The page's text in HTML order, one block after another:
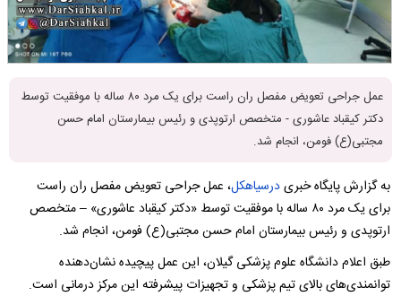
عمل جراحی تعویض مفصل ران راست برای یک مرد ۸۰ ساله با موفقیت توسط
دکتر کیقباد عاشوری - متخصص ارتوپدی و رئیس بیمارستان امام حسن
مجتبی(ع) فومن، انجام شد.
به گزارش پایگاه خبریدرسیاهکل، عمل جراحی تعویض مفصل ران راست
برای یک مرد ۸۰ ساله با موفقیت توسط «دکتر کیقباد عاشوری» – متخصص
ارتوپدی و رئیس بیمارستان امام حسن مجتبی(ع) فومن، انجام شد.
طبق اعلام دانشگاه علوم پزشکی گیلان، این عمل پیچیده نشان‌دهنده
توانمندی‌های بالای تیم پزشکی و تجهیزات پیشرفته این مرکز درمانی است.